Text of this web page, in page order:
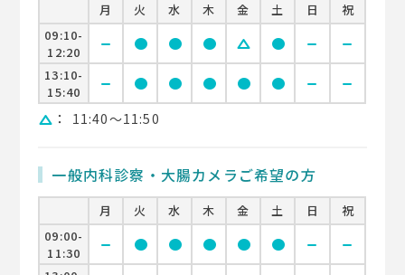
月 火 水 木 金 土 日
祝
09:10-
12:20
remove circle circle circle change_history circle remove remove
13:10-
15:40
remove circle circle circle circle circle remove
remove
change_history ： 11:40〜11:50
一般内科診察・大腸カメラご希望の方
月 火 水 木 金 土 日
祝
09:00-
11:30
remove circle circle circle circle circle remove remove